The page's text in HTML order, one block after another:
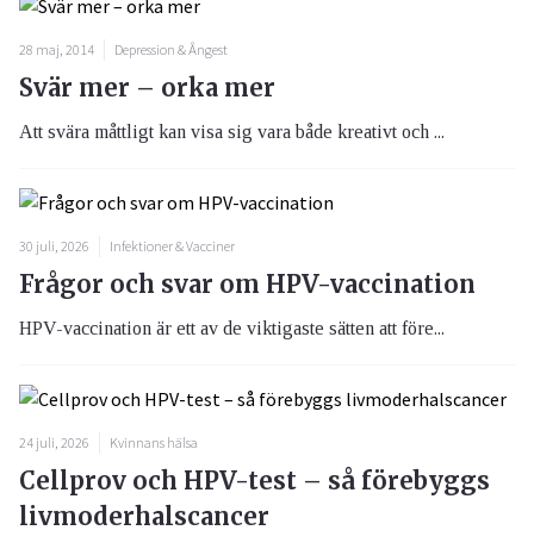
28 maj, 2014 Depression & Ångest
Svär mer – orka mer
Att svära måttligt kan visa sig vara både kreativt och ...
30 juli, 2026 Infektioner & Vacciner
Frågor och svar om HPV-vaccination
HPV-vaccination är ett av de viktigaste sätten att före...
24 juli, 2026 Kvinnans hälsa
Cellprov och HPV-test – så förebyggs
livmoderhalscancer